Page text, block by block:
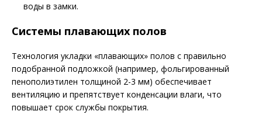
воды в замки.
Системы плавающих полов
Технология укладки «плавающих» полов с правильно
подобранной подложкой (например, фольгированный
пенополиэтилен толщиной 2-3 мм) обеспечивает
вентиляцию и препятствует конденсации влаги, что
повышает срок службы покрытия.